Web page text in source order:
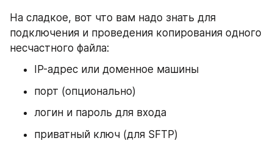
На сладкое, вот что вам надо знать для
подключения и проведения копирования одного
несчастного файла:
IP-адрес или доменное машины
порт (опционально)
логин и пароль для входа
приватный ключ (для SFTP)